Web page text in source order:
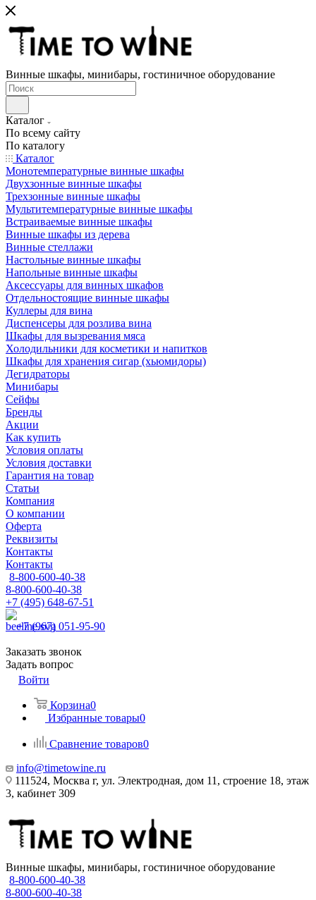
Винные шкафы, минибары, гостиничное оборудование
Каталог
По всему сайту
По каталогу
Каталог
Монотемпературные винные шкафы
Двухзонные винные шкафы
Трехзонные винные шкафы
Мультитемпературные винные шкафы
Встраиваемые винные шкафы
Винные шкафы из дерева
Винные стеллажи
Настольные винные шкафы
Напольные винные шкафы
Аксессуары для винных шкафов
Отдельностоящие винные шкафы
Куллеры для вина
Диспенсеры для розлива вина
Шкафы для вызревания мяса
Холодильники для косметики и напитков
Шкафы для хранения сигар (хьюмидоры)
Дегидраторы
Минибары
Сейфы
Бренды
Акции
Как купить
Условия оплаты
Условия доставки
Гарантия на товар
Статьи
Компания
О компании
Оферта
Реквизиты
Контакты
Контакты
8-800-600-40-38
8-800-600-40-38
+7 (495) 648-67-51
+7 (967) 051-95-90
Заказать звонок
Задать вопрос
Войти
Корзина0
Избранные товары0
Сравнение товаров0
info@timetowine.ru
111524, Москва г, ул. Электродная, дом 11, строение 18, этаж
3, кабинет 309
Винные шкафы, минибары, гостиничное оборудование
8-800-600-40-38
8-800-600-40-38